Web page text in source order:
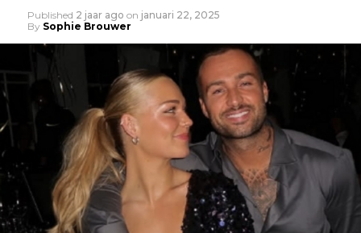
Published 2 jaar ago on januari 22, 2025
By Sophie Brouwer